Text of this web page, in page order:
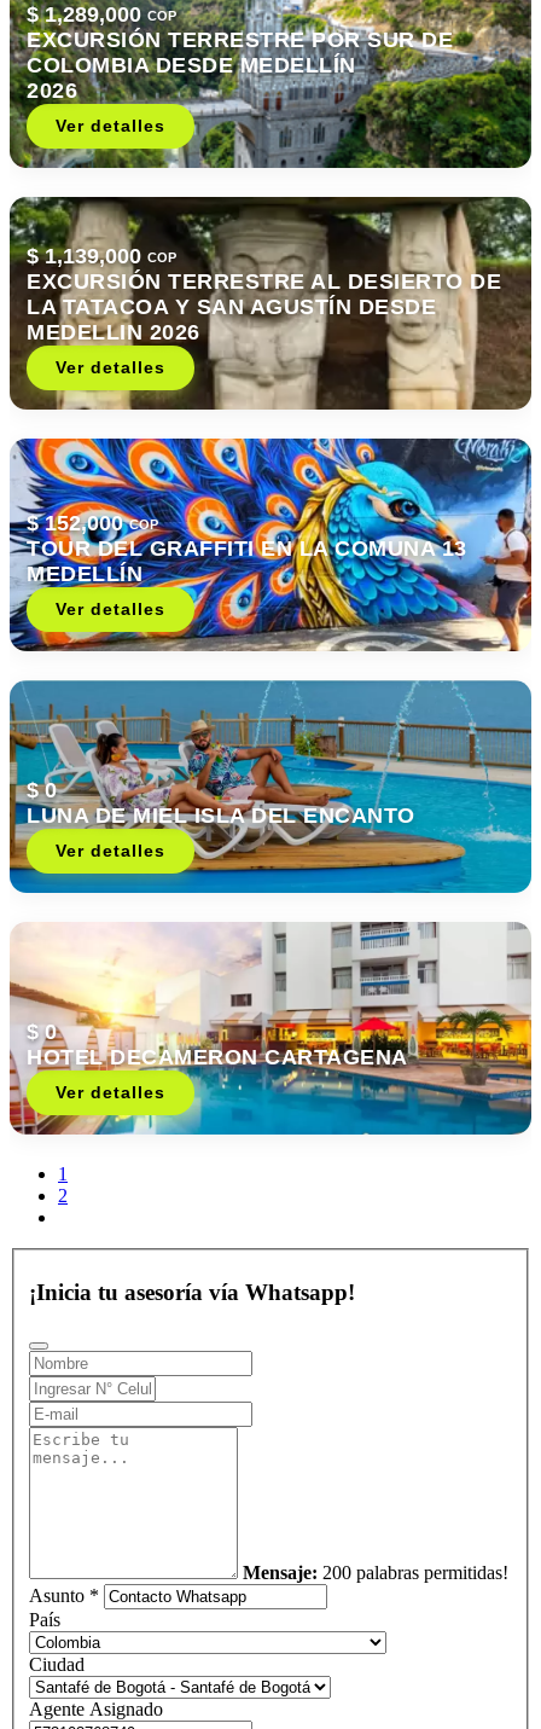
$ 1,289,000 COP
EXCURSIÓN TERRESTRE POR SUR DE
COLOMBIA DESDE MEDELLÍN
2026
Ver detalles
$ 1,139,000 COP
EXCURSIÓN TERRESTRE AL DESIERTO DE
LA TATACOA Y SAN AGUSTÍN DESDE
MEDELLIN 2026
Ver detalles
$ 152,000COP
TOUR DEL GRAFFITI EN LA COMUNA 13
MEDELLÍN
Ver detalles
$ 0
LUNA DE MIEL ISLA DEL ENCANTO
Ver detalles
$ 0
HOTEL DECAMERON CARTAGENA
Ver detalles
1
2
¡Inicia tu asesoría vía Whatsapp!
Mensaje: 200 palabras permitidas!
Asunto *
País
Ciudad
Agente Asignado